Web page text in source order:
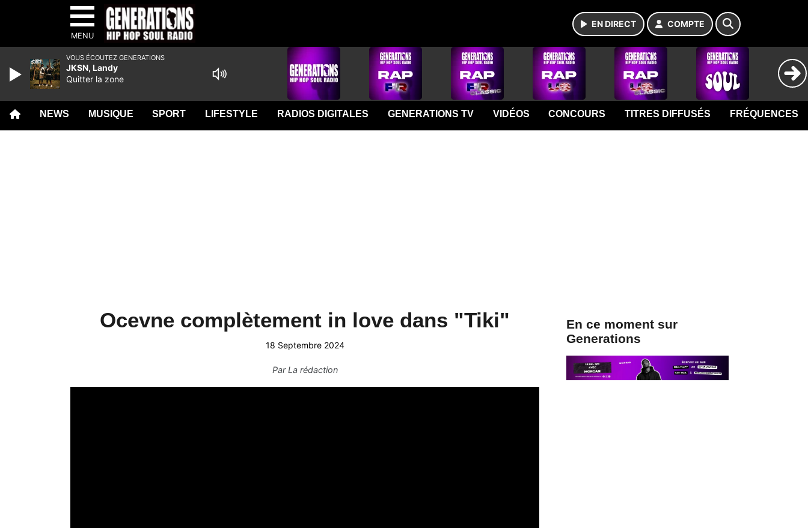
MENU
EN DIRECT COMPTE
NEWS MUSIQUE SPORT LIFESTYLE RADIOS DIGITALES GENERATIONS TV VIDÉOS CONCOURS TITRES DIFFUSÉS FRÉQUENCES
Ocevne complètement in love dans "Tiki"
18 Septembre 2024
ParLa rédaction
En ce moment sur
Generations
VOUS ÉCOUTEZ GENERATIONS
JKSN, Landy
Quitter la zone